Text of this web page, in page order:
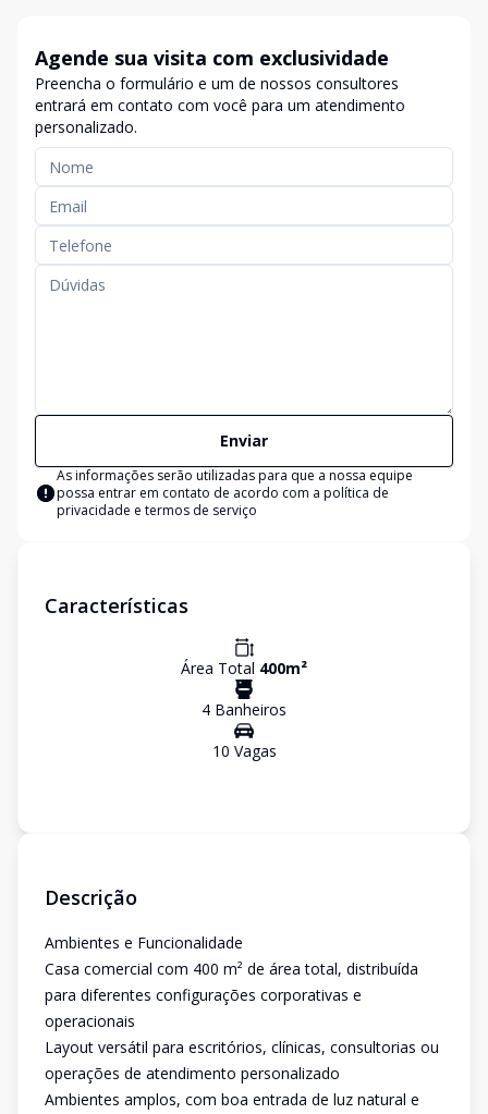
Agende sua visita com exclusividade
Preencha o formulário e um de nossos consultores
entrará em contato com você para um atendimento
personalizado.
Enviar
As informações serão utilizadas para que a nossa equipe
possa entrar em contato de acordo com a política de
privacidade e termos de serviço
Características
Área Total 400m²
4 Banheiros
10 Vagas
Descrição
Ambientes e Funcionalidade
Casa comercial com 400 m² de área total, distribuída
para diferentes configurações corporativas e
operacionais
Layout versátil para escritórios, clínicas, consultorias ou
operações de atendimento personalizado
Ambientes amplos, com boa entrada de luz natural e